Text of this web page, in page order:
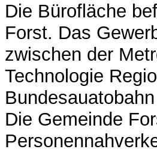
Die Bürofläche
Forst. Das
zwischen der
Technologie
Die Gemeinde